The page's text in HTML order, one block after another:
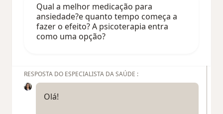
Qual a melhor medicação para
ansiedade?e quanto tempo começa a
fazer o efeito? A psicoterapia entra
como uma opção?
RESPOSTA DO ESPECIALISTA DA SAÚDE :
Olá!